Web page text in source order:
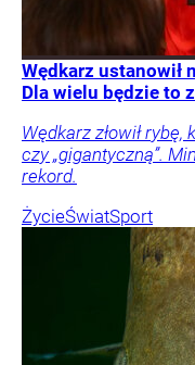
Wędkarz ustanowił
Dla wielu będzie to
Wędkarz złowił
czy „gigantyczną”.
rekord.
ŻycieŚwiatSport